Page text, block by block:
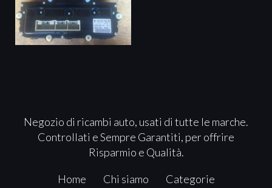
Negozio di ricambi auto, usati di tutte le marche.
Controllati e Sempre Garantiti, per offrire
Risparmio e Qualità.
Home Chi siamo
Categorie